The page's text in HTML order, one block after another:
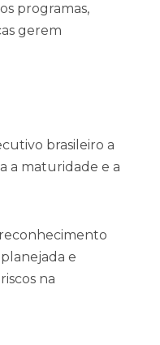
programas,
gerem
brasileiro a
a maturidade e a
e
na